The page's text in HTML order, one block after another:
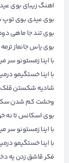
اهنگ زیبای بوی
بوی عیدی بوی توپ
بوی تند جا ماهی
بوی یاس جانماز
با اینا زمستونو سر
با اینا خستگیمو
شادیه شکستن
وحشت کم شدن سکه
بوی اسکانس تا نه
با اینا زمستونو سر
با اینا خستگیمو
فکر قاشق زدن یه